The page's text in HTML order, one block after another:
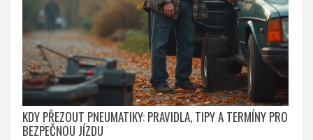
KDY PŘEZOUT PNEUMATIKY: PRAVIDLA, TIPY A TERMÍNY PRO
BEZPEČNOU JÍZDU